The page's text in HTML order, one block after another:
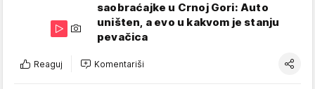
saobraćajke u Crnoj Gori: Auto
uništen, a evo u kakvom je stanju
pevačica
Reaguj Komentariši